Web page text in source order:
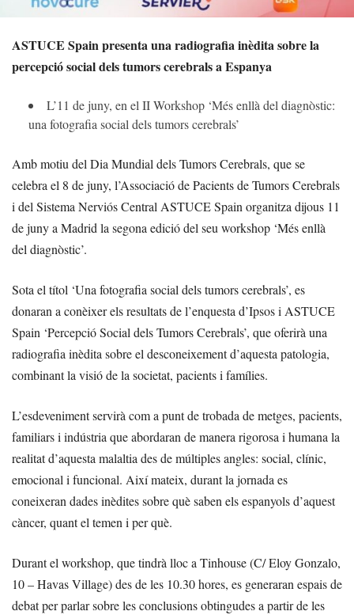
ASTUCE Spain presenta una radiografia inèdita sobre la
percepció social dels tumors cerebrals a Espanya
L’11 de juny, en el II Workshop ‘Més enllà del diagnòstic:
una fotografia social dels tumors cerebrals’
Amb motiu del Dia Mundial dels Tumors Cerebrals, que se
celebra el 8 de juny, l’Associació de Pacients de Tumors Cerebrals
i del Sistema Nerviós Central ASTUCE Spain organitza dijous 11
de juny a Madrid la segona edició del seu workshop ‘Més enllà
del diagnòstic’.
Sota el títol ‘Una fotografia social dels tumors cerebrals’, es
donaran a conèixer els resultats de l’enquesta d’Ipsos i ASTUCE
Spain ‘Percepció Social dels Tumors Cerebrals’, que oferirà una
radiografia inèdita sobre el desconeixement d’aquesta patologia,
combinant la visió de la societat, pacients i famílies.
L’esdeveniment servirà com a punt de trobada de metges, pacients,
familiars i indústria que abordaran de manera rigorosa i humana la
realitat d’aquesta malaltia des de múltiples angles: social, clínic,
emocional i funcional. Així mateix, durant la jornada es
coneixeran dades inèdites sobre què saben els espanyols d’aquest
càncer, quant el temen i per què.
Durant el workshop, que tindrà lloc a Tinhouse (C/ Eloy Gonzalo,
10 – Havas Village) des de les 10.30 hores, es generaran espais de
debat per parlar sobre les conclusions obtingudes a partir de les